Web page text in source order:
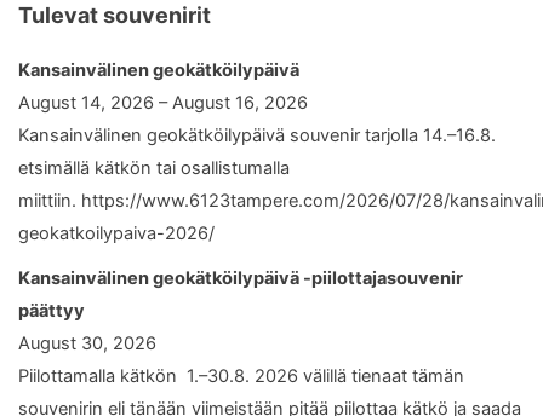
Tulevat souvenirit
Kansainvälinen geokätköilypäivä
August 14, 2026 – August 16, 2026
Kansainvälinen geokätköilypäivä souvenir tarjolla 14.–16.8.
etsimällä kätkön tai osallistumalla
miittiin. https://www.6123tampere.com/2026/07/28/
geokatkoilypaiva-2026/
Kansainvälinen geokätköilypäivä -piilottajasouvenir
päättyy
August 30, 2026
Piilottamalla kätkön 1.–30.8. 2026 välillä tienaat tämän
souvenirin eli tänään viimeistään pitää piilottaa kätkö ja saada